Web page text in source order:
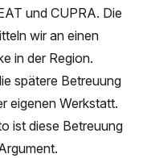
und CUPRA. Die
wir an einen
in der Region.
spätere Betreuung
eigenen Werkstatt.
ist diese Betreuung